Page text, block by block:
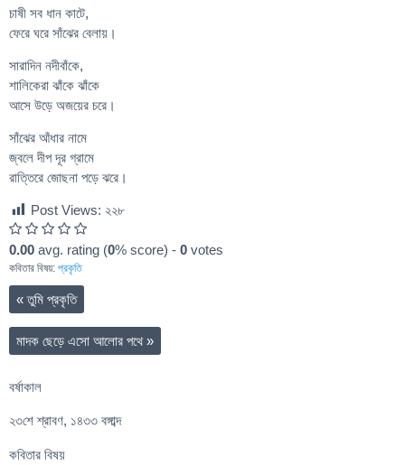
চাষী সব ধান কাটে,
ফেরে ঘরে সাঁঝের বেলায়।
সারাদিন নদীবাঁকে,
শালিকেরা ঝাঁকে ঝাঁকে
আসে উড়ে অজয়ের চরে।
সাঁঝের আঁধার নামে
জ্বলে দীপ দূর গ্রামে
রাত্তিরে জোছনা পড়ে ঝরে।
Post Views: ২২৮
0.00 avg. rating (0% score) - 0 votes
কবিতার বিষয়: প্রকৃতি
«তুমি প্রকৃতি
মাদক ছেড়ে এসো আলোর পথে»
বর্ষাকাল
২৩শে শ্রাবণ, ১৪৩৩ বঙ্গাব্দ
কবিতার বিষয়